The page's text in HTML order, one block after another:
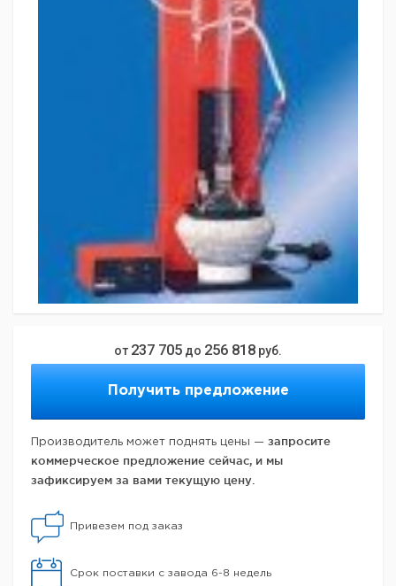
от 237 705 до 256 818 руб.
Получить предложение
Производитель может поднять цены — запросите
коммерческое предложение сейчас, и мы
зафиксируем за вами текущую цену.
Привезем под заказ
Срок поставки с завода 6-8 недель